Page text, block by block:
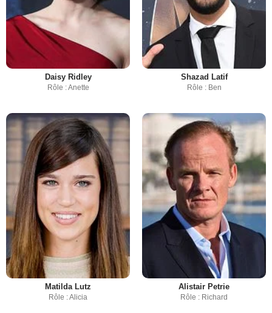
Daisy Ridley
Rôle : Anette
Shazad Latif
Rôle : Ben
Matilda Lutz
Rôle : Alicia
Alistair Petrie
Rôle : Richard